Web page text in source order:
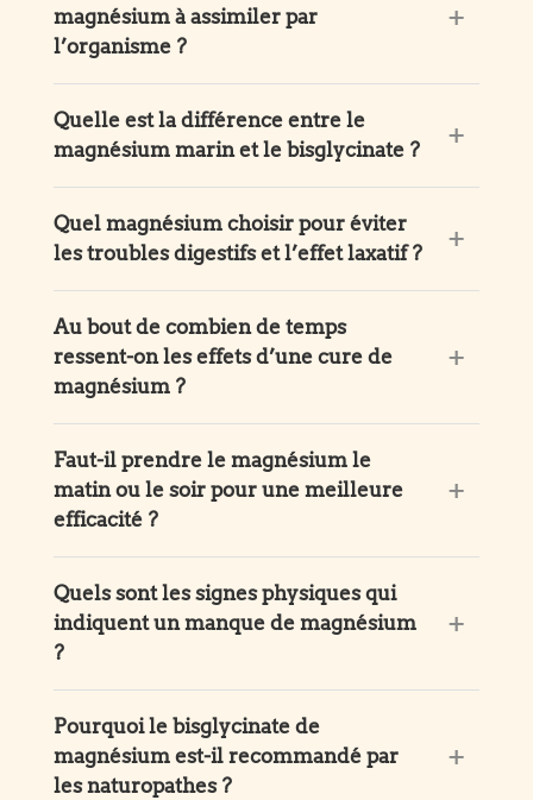
magnésium à assimiler par
l’organisme ?
Quelle est la différence entre le
magnésium marin et le bisglycinate ?
Quel magnésium choisir pour éviter
les troubles digestifs et l’effet laxatif ?
Au bout de combien de temps
ressent-on les effets d’une cure de
magnésium ?
Faut-il prendre le magnésium le
matin ou le soir pour une meilleure
efficacité ?
Quels sont les signes physiques qui
indiquent un manque de magnésium
?
Pourquoi le bisglycinate de
magnésium est-il recommandé par
les naturopathes ?